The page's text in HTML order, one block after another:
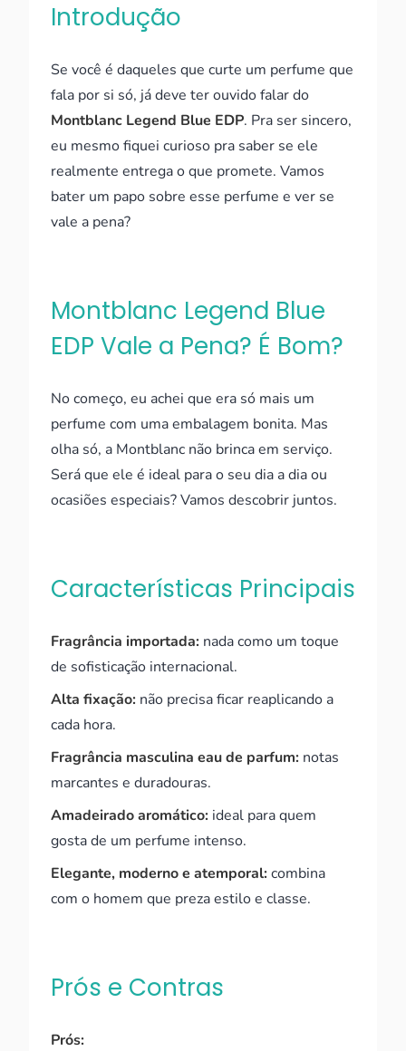
Introdução
Se você é daqueles que curte um perfume que
fala por si só, já deve ter ouvido falar do
Montblanc Legend Blue EDP. Pra ser sincero,
eu mesmo fiquei curioso pra saber se ele
realmente entrega o que promete. Vamos
bater um papo sobre esse perfume e ver se
vale a pena?
Montblanc Legend Blue
EDP Vale a Pena? É Bom?
No começo, eu achei que era só mais um
perfume com uma embalagem bonita. Mas
olha só, a Montblanc não brinca em serviço.
Será que ele é ideal para o seu dia a dia ou
ocasiões especiais? Vamos descobrir juntos.
Características Principais
Fragrância importada: nada como um toque
de sofisticação internacional.
Alta fixação: não precisa ficar reaplicando a
cada hora.
Fragrância masculina eau de parfum: notas
marcantes e duradouras.
Amadeirado aromático: ideal para quem
gosta de um perfume intenso.
Elegante, moderno e atemporal:combina
com o homem que preza estilo e classe.
Prós e Contras
Prós: